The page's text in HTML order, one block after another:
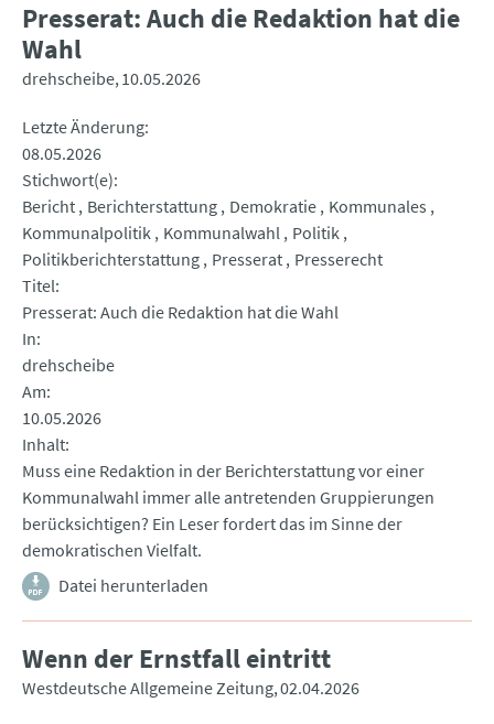
Presserat: Auch die Redaktion hat die
Wahl
drehscheibe 10.05.2026
Letzte Änderung
08.05.2026
Stichwort(e)
Bericht Berichterstattung Demokratie Kommunales
Kommunalpolitik Kommunalwahl Politik
Politikberichterstattung Presserat Presserecht
Titel
Presserat: Auch die Redaktion hat die Wahl
In
drehscheibe
Am
10.05.2026
Inhalt
Muss eine Redaktion in der Berichterstattung vor einer
Kommunalwahl immer alle antretenden Gruppierungen
berücksichtigen? Ein Leser fordert das im Sinne der
demokratischen Vielfalt.
Datei herunterladen
Wenn der Ernstfall eintritt
Westdeutsche Allgemeine Zeitung 02.04.2026